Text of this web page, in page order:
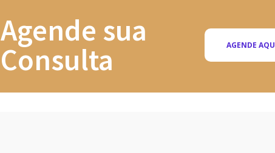
Agende sua
Consulta
AGENDE